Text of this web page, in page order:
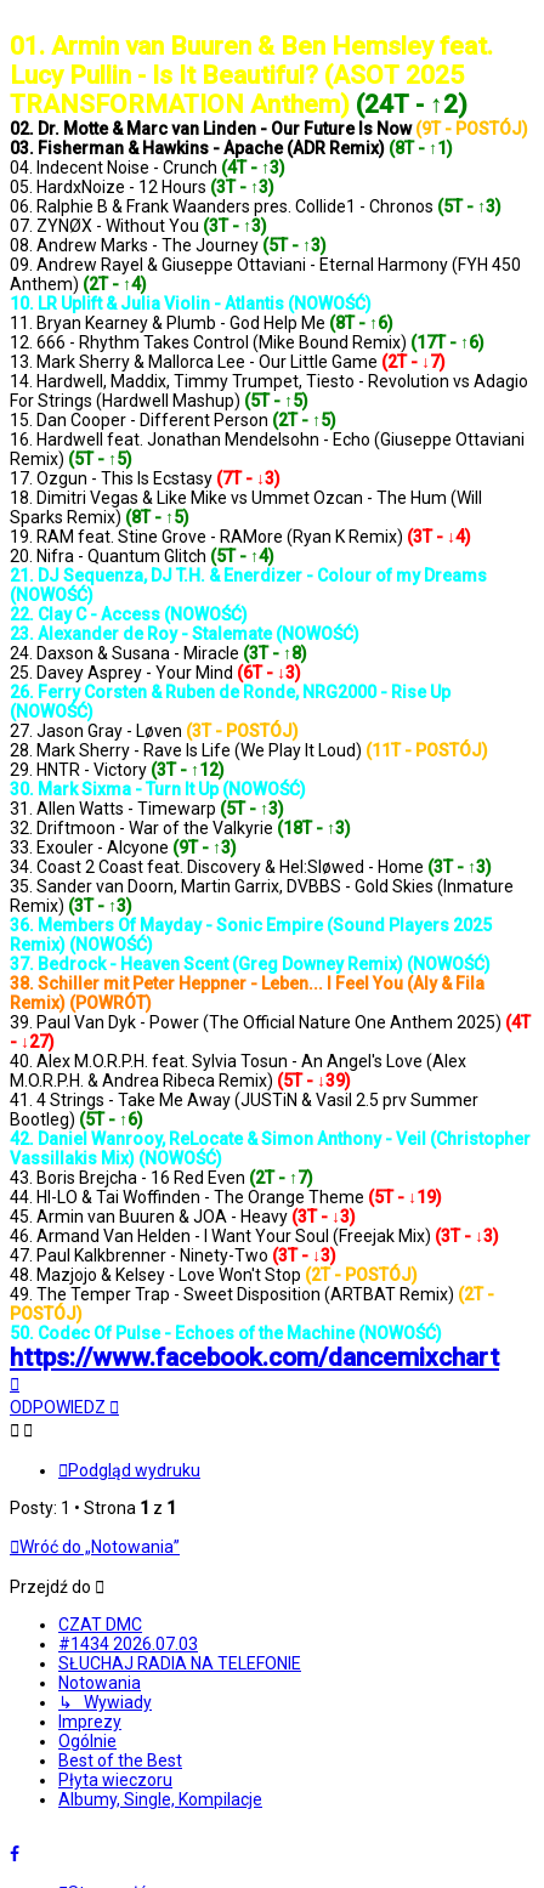
01. Armin van Buuren & Ben Hemsley feat.
Lucy Pullin - Is It Beautiful? (ASOT 2025
TRANSFORMATION Anthem) (24T - ↑2)
02. Dr. Motte & Marc van Linden - Our Future Is Now(9T - POSTÓJ)
03. Fisherman & Hawkins - Apache (ADR Remix) (8T - ↑1)
04. Indecent Noise - Crunch (4T - ↑3)
05. HardxNoize - 12 Hours (3T - ↑3)
06. Ralphie B & Frank Waanders pres. Collide1 - Chronos (5T - ↑3)
07. ZYNØX - Without You (3T - ↑3)
08. Andrew Marks - The Journey (5T - ↑3)
09. Andrew Rayel & Giuseppe Ottaviani - Eternal Harmony (FYH 450
Anthem) (2T - ↑4)
10. LR Uplift & Julia Violin - Atlantis (NOWOŚĆ)
11. Bryan Kearney & Plumb - God Help Me (8T - ↑6)
12. 666 - Rhythm Takes Control (Mike Bound Remix) (17T - ↑6)
13. Mark Sherry & Mallorca Lee - Our Little Game (2T - ↓7)
14. Hardwell, Maddix, Timmy Trumpet, Tiesto - Revolution vs Adagio
For Strings (Hardwell Mashup) (5T - ↑5)
15. Dan Cooper - Different Person (2T - ↑5)
16. Hardwell feat. Jonathan Mendelsohn - Echo (Giuseppe Ottaviani
Remix) (5T - ↑5)
17. Ozgun - This Is Ecstasy (7T - ↓3)
18. Dimitri Vegas & Like Mike vs Ummet Ozcan - The Hum (Will
Sparks Remix) (8T - ↑5)
19. RAM feat. Stine Grove - RAMore (Ryan K Remix) (3T - ↓4)
20. Nifra - Quantum Glitch (5T - ↑4)
21. DJ Sequenza, DJ T.H. & Enerdizer - Colour of my Dreams
(NOWOŚĆ)
22. Clay C - Access (NOWOŚĆ)
23. Alexander de Roy - Stalemate (NOWOŚĆ)
24. Daxson & Susana - Miracle (3T - ↑8)
25. Davey Asprey - Your Mind (6T - ↓3)
26. Ferry Corsten & Ruben de Ronde, NRG2000 - Rise Up
(NOWOŚĆ)
27. Jason Gray - Løven (3T - POSTÓJ)
28. Mark Sherry - Rave Is Life (We Play It Loud) (11T - POSTÓJ)
29. HNTR - Victory (3T - ↑12)
30. Mark Sixma - Turn It Up (NOWOŚĆ)
31. Allen Watts - Timewarp (5T - ↑3)
32. Driftmoon - War of the Valkyrie (18T - ↑3)
33. Exouler - Alcyone (9T - ↑3)
34. Coast 2 Coast feat. Discovery & Hel:Sløwed - Home (3T - ↑3)
35. Sander van Doorn, Martin Garrix, DVBBS - Gold Skies (Inmature
Remix) (3T - ↑3)
36. Members Of Mayday - Sonic Empire (Sound Players 2025
Remix) (NOWOŚĆ)
37. Bedrock - Heaven Scent (Greg Downey Remix) (NOWOŚĆ)
38. Schiller mit Peter Heppner - Leben... I Feel You (Aly & Fila
Remix) (POWRÓT)
39. Paul Van Dyk - Power (The Official Nature One Anthem 2025) (4T
- ↓27)
40. Alex M.O.R.P.H. feat. Sylvia Tosun - An Angel's Love (Alex
M.O.R.P.H. & Andrea Ribeca Remix) (5T - ↓39)
41. 4 Strings - Take Me Away (JUSTiN & Vasil 2.5 prv Summer
Bootleg) (5T - ↑6)
42. Daniel Wanrooy, ReLocate & Simon Anthony - Veil (Christopher
Vassillakis Mix) (NOWOŚĆ)
43. Boris Brejcha - 16 Red Even (2T - ↑7)
44. HI-LO & Tai Woffinden - The Orange Theme (5T - ↓19)
45. Armin van Buuren & JOA - Heavy (3T - ↓3)
46. Armand Van Helden - I Want Your Soul (Freejak Mix) (3T - ↓3)
47. Paul Kalkbrenner - Ninety-Two (3T - ↓3)
48. Mazjojo & Kelsey - Love Won't Stop (2T - POSTÓJ)
49. The Temper Trap - Sweet Disposition (ARTBAT Remix) (2T -
POSTÓJ)
50. Codec Of Pulse - Echoes of the Machine (NOWOŚĆ)
https://www.facebook.com/dancemixchart
górę
ODPOWIEDZ
Podgląd wydruku
Posty: 1 • Strona 1 z 1
Wróć do „Notowania”
Przejdź do
CZAT DMC
#1434 2026.07.03
SŁUCHAJ RADIA NA TELEFONIE
Notowania
↳ Wywiady
Imprezy
Ogólnie
Best of the Best
Płyta wieczoru
Albumy, Single, Kompilacje